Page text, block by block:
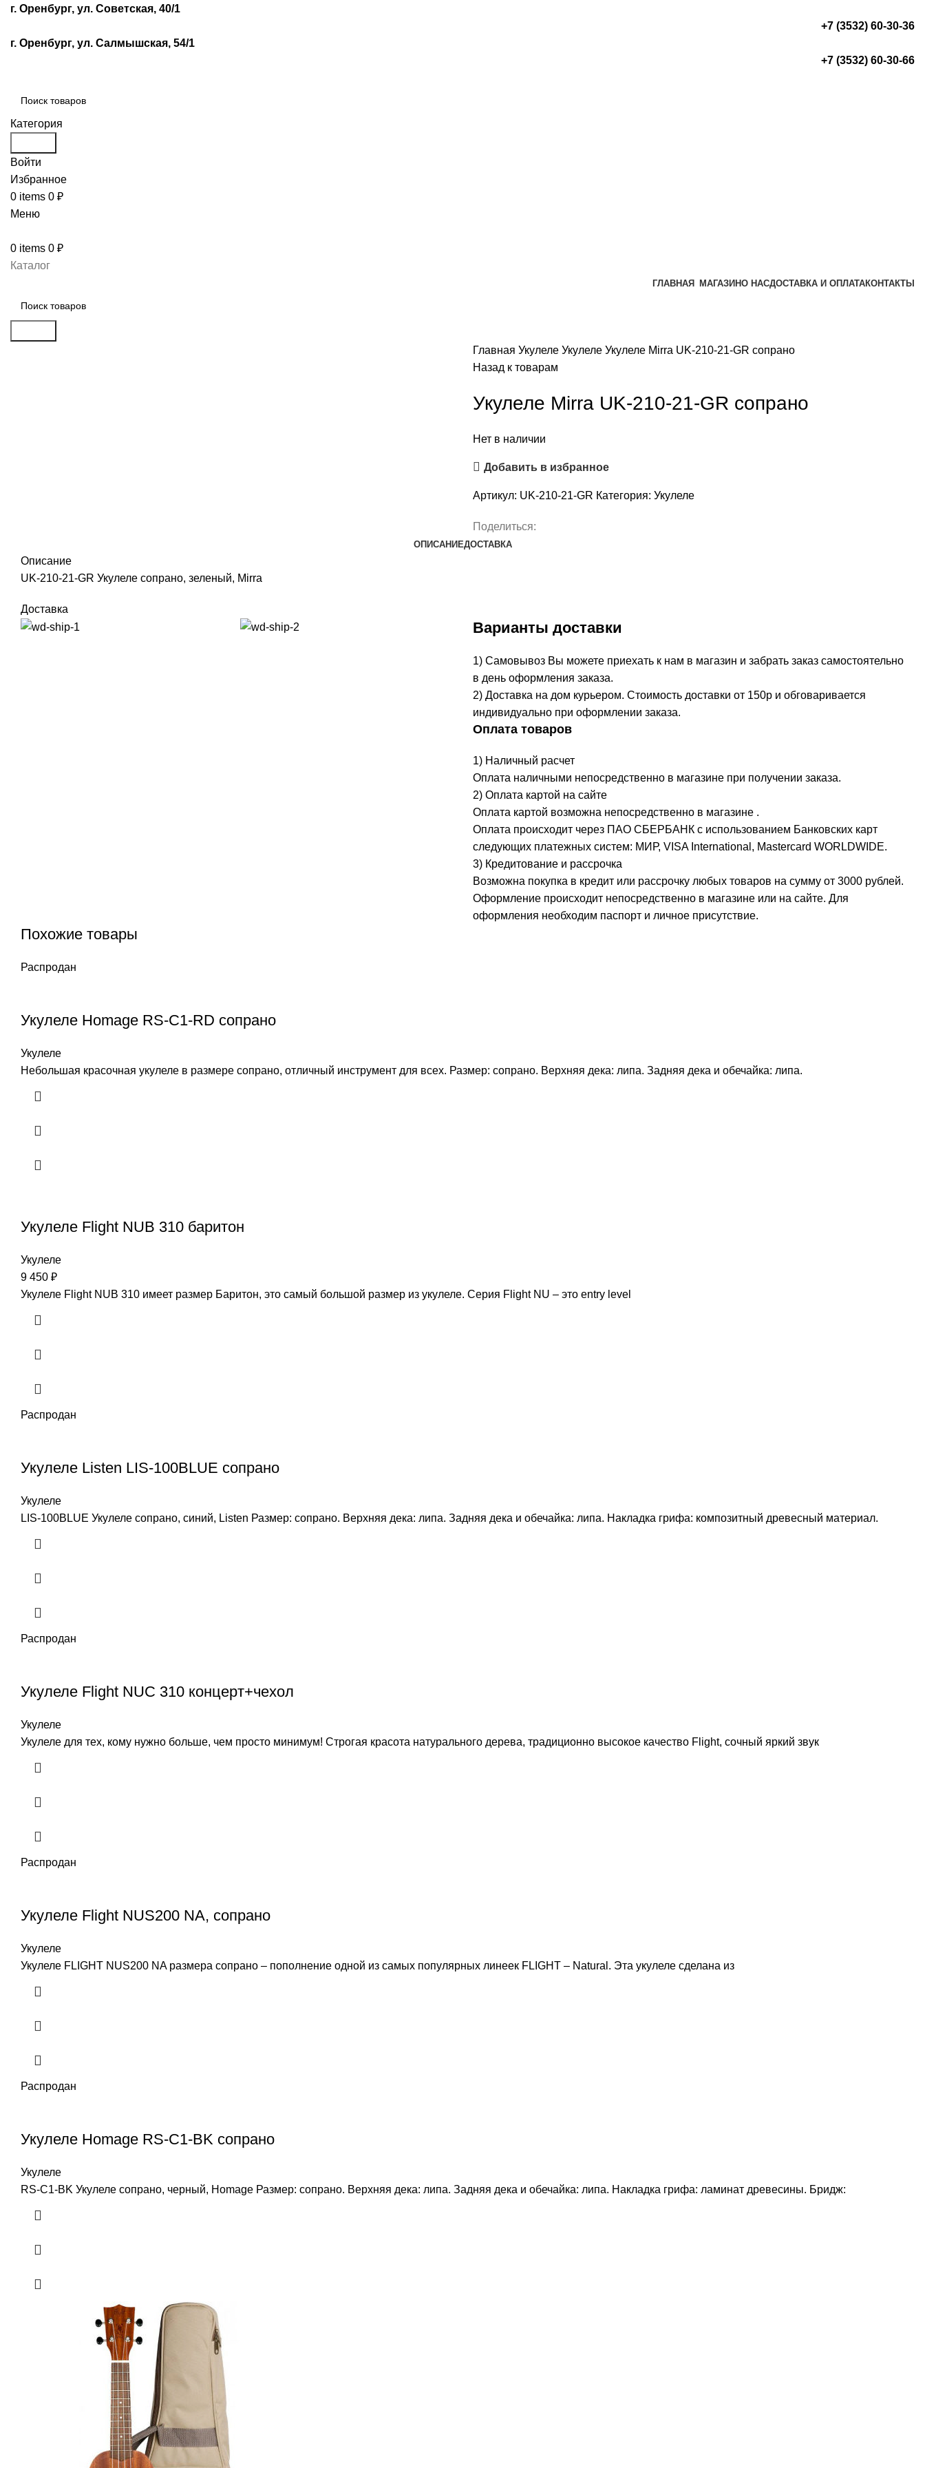
г. Оренбург, ул. Советская, 40/1
+7 (3532) 60-30-36
г. Оренбург, ул. Салмышская, 54/1
+7 (3532) 60-30-66
Категория
Войти
Избранное
0 items 0 ₽
Меню
0 items 0 ₽
Каталог
ГЛАВНАЯ МАГАЗИНО НАСДОСТАВКА И ОПЛАТАКОНТАКТЫ
Главная Укулеле Укулеле Укулеле Mirra UK-210-21-GR сопрано
Назад к товарам
Укулеле Mirra UK-210-21-GR сопрано
Нет в наличии
Добавить в избранное
Артикул: UK-210-21-GR Категория: Укулеле
Поделиться:
ОПИСАНИЕДОСТАВКА
Описание
UK-210-21-GR Укулеле сопрано, зеленый, Mirra
Доставка
Варианты доставки
1) Самовывоз Вы можете приехать к нам в магазин и забрать заказ самостоятельно
в день оформления заказа.
2) Доставка на дом курьером. Стоимость доставки от 150р и обговаривается
индивидуально при оформлении заказа.
Оплата товаров
1) Наличный расчет
Оплата наличными непосредственно в магазине при получении заказа.
2) Оплата картой на сайте
Оплата картой возможна непосредственно в магазине .
Оплата происходит через ПАО СБЕРБАНК с использованием Банковских карт
следующих платежных систем: МИР, VISA International, Mastercard WORLDWIDE.
3) Кредитование и рассрочка
Возможна покупка в кредит или рассрочку любых товаров на сумму от 3000 рублей.
Оформление происходит непосредственно в магазине или на сайте. Для
оформления необходим паспорт и личное присутствие.
Похожие товары
Распродан
Укулеле Homage RS-C1-RD сопрано
Укулеле
Небольшая красочная укулеле в размере сопрано, отличный инструмент для всех. Размер: сопрано. Верхняя дека: липа. Задняя дека и обечайка: липа.
Укулеле Flight NUB 310 баритон
Укулеле
9 450 ₽
Укулеле Flight NUB 310 имеет размер Баритон, это самый большой размер из укулеле. Серия Flight NU – это entry level
Распродан
Укулеле Listen LIS-100BLUE сопрано
Укулеле
LIS-100BLUE Укулеле сопрано, синий, Listen Размер: сопрано. Верхняя дека: липа. Задняя дека и обечайка: липа. Накладка грифа: композитный древесный материал.
Распродан
Укулеле Flight NUC 310 концерт+чехол
Укулеле
Укулеле для тех, кому нужно больше, чем просто минимум! Строгая красота натурального дерева, традиционно высокое качество Flight, сочный яркий звук
Распродан
Укулеле Flight NUS200 NA, сопрано
Укулеле
Укулеле FLIGHT NUS200 NA размера сопрано – пополнение одной из самых популярных линеек FLIGHT – Natural. Эта укулеле сделана из
Распродан
Укулеле Homage RS-C1-BK сопрано
Укулеле
RS-C1-BK Укулеле сопрано, черный, Homage Размер: сопрано. Верхняя дека: липа. Задняя дека и обечайка: липа. Накладка грифа: ламинат древесины. Бридж: